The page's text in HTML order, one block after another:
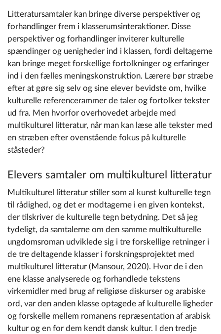
Litteratursamtaler kan bringe diverse perspektiver og
forhandlinger frem i klasserumsinteraktioner. Disse
perspektiver og forhandlinger inviterer kulturelle
spændinger og uenigheder ind i klassen, fordi deltagerne
kan bringe meget forskellige fortolkninger og erfaringer
ind i den fælles meningskonstruktion. Lærere bør stræbe
efter at gøre sig selv og sine elever bevidste om, hvilke
kulturelle referencerammer de taler og fortolker tekster
ud fra. Men hvorfor overhovedet arbejde med
multikulturel litteratur, når man kan læse alle tekster med
en stræben efter ovenstående fokus på kulturelle
ståsteder?
Elevers samtaler om multikulturel litteratur
Multikulturel litteratur stiller som al kunst kulturelle tegn
til rådighed, og det er modtagerne i en given kontekst,
der tilskriver de kulturelle tegn betydning. Det så jeg
tydeligt, da samtalerne om den samme multikulturelle
ungdomsroman udviklede sig i tre forskellige retninger i
de tre deltagende klasser i forskningsprojektet med
multikulturel litteratur (Mansour, 2020). Hvor de i den
ene klasse analyserede og forhandlede tekstens
virkemidler med brug af religiøse diskurser og arabiske
ord, var den anden klasse optagede af kulturelle ligheder
og forskelle mellem romanens repræsentation af arabisk
kultur og en for dem kendt dansk kultur. I den tredje